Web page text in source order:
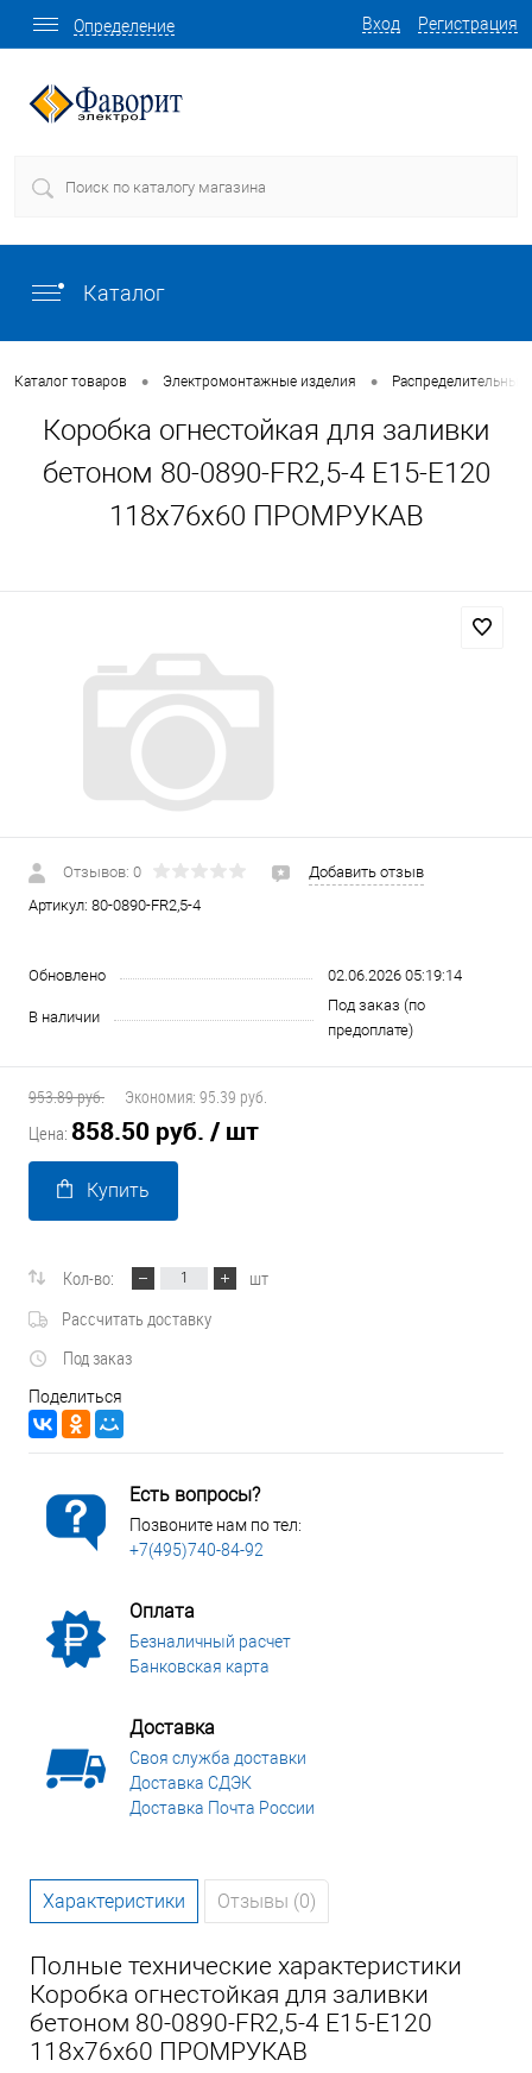
Вход Регистрация
Определение
Каталог
Каталог товаров • Электромонтажные изделия • Распределительные
Коробка огнестойкая для заливки
бетоном 80-0890-FR2,5-4 Е15-Е120
118х76х60 ПРОМРУКАВ
Отзывов: 0
Добавить отзыв
Артикул: 80-0890-FR2,5-4
Обновлено 02.06.2026 05:19:14
В наличии
Под заказ (по
предоплате)
953.89 руб. Экономия: 95.39 руб.
Цена: 858.50 руб. / шт
Купить
Кол-во:
шт
Рассчитать доставку
Под заказ
Поделиться
Есть вопросы?
Позвоните нам по тел:
+7(495)740-84-92
Оплата
Безналичный расчет
Банковская карта
Доставка
Своя служба доставки
Доставка СДЭК
Доставка Почта России
Характеристики Отзывы (0)
Полные технические характеристики
Коробка огнестойкая для заливки
бетоном 80-0890-FR2,5-4 Е15-Е120
118х76х60 ПРОМРУКАВ